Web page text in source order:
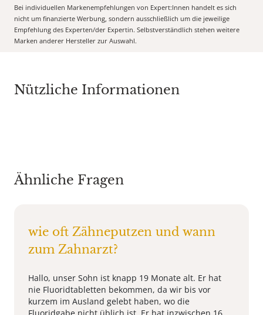
Bei individuellen Markenempfehlungen von Expert:Innen handelt es sich
nicht um finanzierte Werbung, sondern ausschließlich um die jeweilige
Empfehlung des Experten/der Expertin. Selbstverständlich stehen weitere
Marken anderer Hersteller zur Auswahl.
Nützliche Informationen
Ähnliche Fragen
wie oft Zähneputzen und wann
zum Zahnarzt?
Hallo, unser Sohn ist knapp 19 Monate alt. Er hat
nie Fluoridtabletten bekommen, da wir bis vor
kurzem im Ausland gelebt haben, wo die